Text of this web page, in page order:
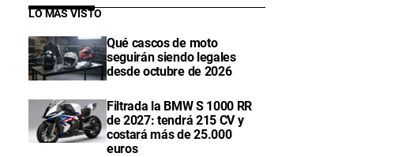
LO MÁS VISTO
Qué cascos de moto
seguirán siendo legales
desde octubre de 2026
Filtrada la BMW S 1000 RR
de 2027: tendrá 215 CV y
costará más de 25.000
euros